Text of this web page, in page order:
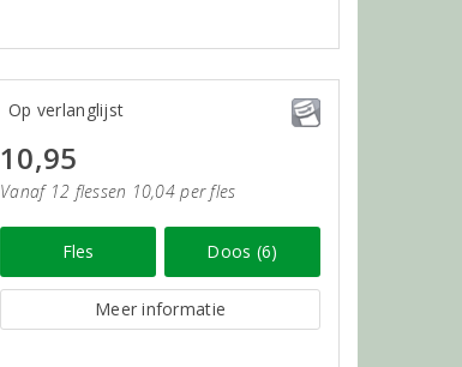
Op verlanglijst
10,95
Vanaf 12 flessen 10,04 per fles
Fles Doos (6)
Meer informatie